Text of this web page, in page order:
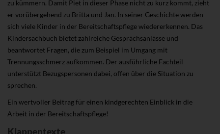
zu kümmern. Damit Piet in dieser Phase nicht zu kurz kommt, zieht
er vorübergehend zu Britta und Jan. In seiner Geschichte werden
sich viele Kinder in der Bereitschaftspflege wiedererkennen. Das
Kindersachbuch bietet zahlreiche Gesprächsanlässe und
beantwortet Fragen, die zum Beispiel im Umgang mit
Trennungsschmerz aufkommen. Der ausführliche Fachteil
unterstützt Bezugspersonen dabei, offen über die Situation zu
sprechen.
Ein wertvoller Beitrag für einen kindgerechten Einblick in die
Arbeit in der Bereitschaftspflege!
Klappentexte